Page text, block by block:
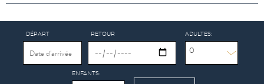
DÉPART RETOUR ADULTES:
0
ENFANTS: